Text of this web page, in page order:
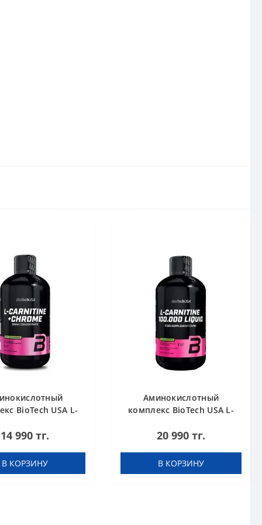
BioTech USA L-
Orange 500 мл
14 990 тг.
В КОРЗИНУ
Аминокислотный
комплекс BioTech USA L-
500 мл
20 990 тг.
В КОРЗИНУ